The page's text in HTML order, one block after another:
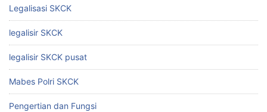
Legalisasi SKCK
legalisir SKCK
legalisir SKCK pusat
Mabes Polri SKCK
Pengertian dan Fungsi